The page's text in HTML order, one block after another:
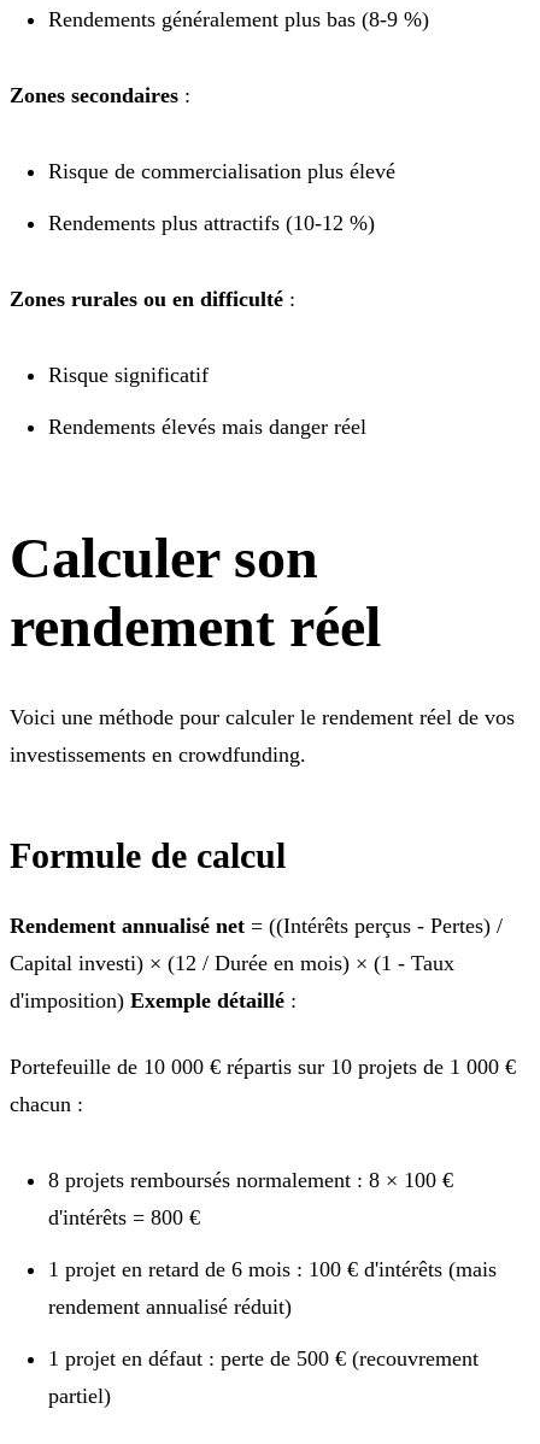
Rendements généralement plus bas (8-9 %)
Zones secondaires :
Risque de commercialisation plus élevé
Rendements plus attractifs (10-12 %)
Zones rurales ou en difficulté :
Risque significatif
Rendements élevés mais danger réel
Calculer son
rendement réel
Voici une méthode pour calculer le rendement réel de vos
investissements en crowdfunding.
Formule de calcul
Rendement annualisé net = ((Intérêts perçus - Pertes) /
Capital investi) × (12 / Durée en mois) × (1 - Taux
d'imposition) Exemple détaillé :
Portefeuille de 10 000 € répartis sur 10 projets de 1 000 €
chacun :
8 projets remboursés normalement : 8 × 100 €
d'intérêts = 800 €
1 projet en retard de 6 mois : 100 € d'intérêts (mais
rendement annualisé réduit)
1 projet en défaut : perte de 500 € (recouvrement
partiel)